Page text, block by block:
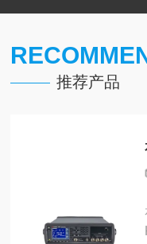
的代理及分销资格的认
由于经销商技术力量不
推荐产品